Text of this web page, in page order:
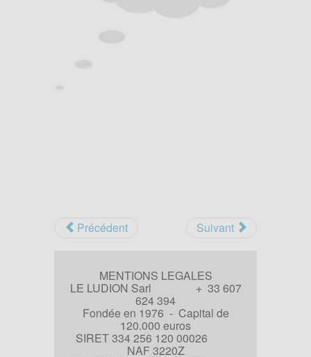
Précédent Suivant
MENTIONS LEGALES
LE LUDION Sarl + 33 607
624 394
Fondée en 1976 - Capital de
120.000 euros
SIRET 334 256 120 00026
NAF 3220Z